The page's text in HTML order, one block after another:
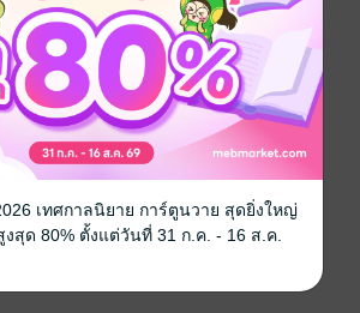
เทศกาลนิยาย การ์ตูนวาย สุดยิ่งใหญ่
สุด 80% ตั้งแต่วันที่ 31 ก.ค. - 16 ส.ค.